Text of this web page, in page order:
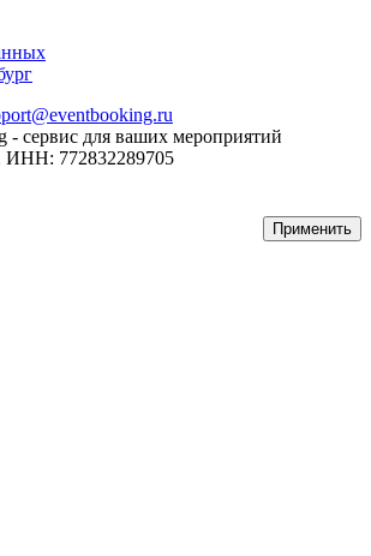
- сервис для ваших мероприятий
772832289705
Применить